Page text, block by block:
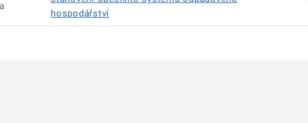
hospodářství